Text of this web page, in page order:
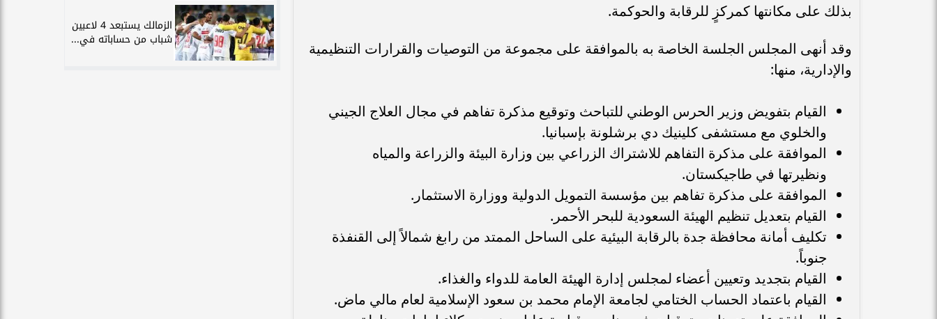
بذلك على مكانتها كمركزٍ للرقابة والحوكمة.
وقد أنهى المجلس الجلسة الخاصة به بالموافقة على مجموعة من التوصيات والقرارات التنظيمية
والإدارية، منها:
القيام بتفويض وزير الحرس الوطني للتباحث وتوقيع مذكرة تفاهم في مجال العلاج الجيني
والخلوي مع مستشفى كلينيك دي برشلونة بإسبانيا.
الموافقة على مذكرة التفاهم للاشتراك الزراعي بين وزارة البيئة والزراعة والمياه
ونظيرتها في طاجيكستان.
الموافقة على مذكرة تفاهم بين مؤسسة التمويل الدولية ووزارة الاستثمار.
القيام بتعديل تنظيم الهيئة السعودية للبحر الأحمر.
تكليف أمانة محافظة جدة بالرقابة البيئية على الساحل الممتد من رابغ شمالاً إلى القنفذة
جنوباً.
القيام بتجديد وتعيين أعضاء لمجلس إدارة الهيئة العامة للدواء والغذاء.
القيام باعتماد الحساب الختامي لجامعة الإمام محمد بن سعود الإسلامية لعام مالي ماض.
الزمالك يستبعد 4 لاعبين
شباب من حساباته في...